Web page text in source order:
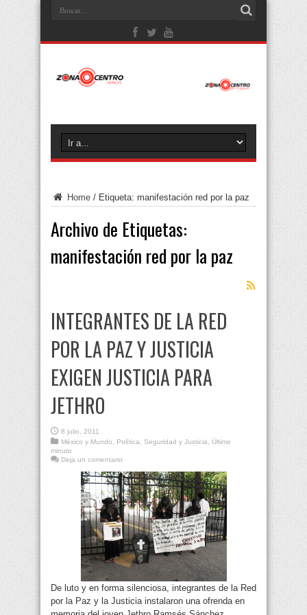
Home / Etiqueta: manifestación red por la paz
Archivo de Etiquetas:
manifestación red por la paz
INTEGRANTES DE LA RED
POR LA PAZ Y JUSTICIA
EXIGEN JUSTICIA PARA
JETHRO
8 julio, 2011
México y Mundo, Política, Seguridad y Justicia, Último
minuto
Deja un comentario
De luto y en forma silenciosa, integrantes de la Red
por la Paz y la Justicia instalaron una ofrenda en